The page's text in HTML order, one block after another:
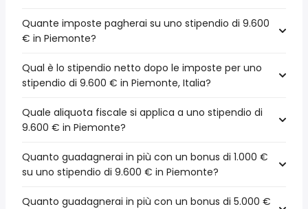
Quante imposte pagherai su uno stipendio di 9.600
€ in Piemonte?
Qual è lo stipendio netto dopo le imposte per uno
stipendio di 9.600 € in Piemonte, Italia?
Quale aliquota fiscale si applica a uno stipendio di
9.600 € in Piemonte?
Quanto guadagnerai in più con un bonus di 1.000 €
su uno stipendio di 9.600 € in Piemonte?
Quanto guadagnerai in più con un bonus di 5.000 €